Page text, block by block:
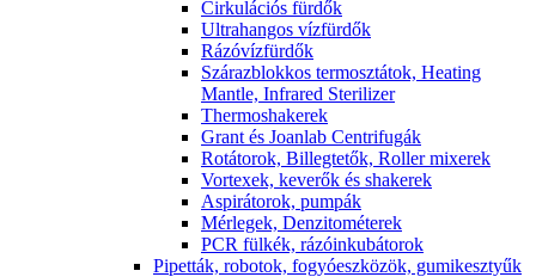
Cirkulációs fürdők
Ultrahangos vízfürdők
Rázóvízfürdők
Szárazblokkos termosztátok, Heating
Mantle, Infrared Sterilizer
Thermoshakerek
Grant és Joanlab Centrifugák
Rotátorok, Billegtetők, Roller mixerek
Vortexek, keverők és shakerek
Aspirátorok, pumpák
Mérlegek, Denzitométerek
PCR fülkék, rázóinkubátorok
Pipetták, robotok, fogyóeszközök, gumikesztyűk